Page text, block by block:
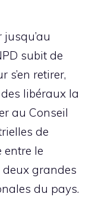
subit de
s’en retirer,
libéraux la
au Conseil
de
entre le
deux grandes
du pays.